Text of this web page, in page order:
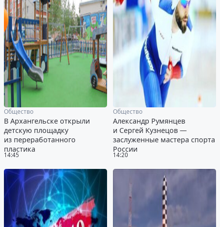
14:45
Общество
В Архангельске открыли
детскую площадку
из переработанного
пластика
14:20
Общество
Александр Румянцев
и Сергей Кузнецов —
заслуженные мастера спорта
России